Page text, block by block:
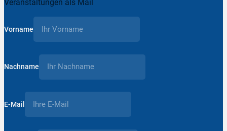
Veranstaltungen als Mail
Vorname
Nachname
E-Mail